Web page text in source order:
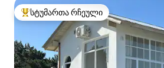
სტუმართა რჩეული მოწინავე ვარიანტი
სტუმართა რჩეული